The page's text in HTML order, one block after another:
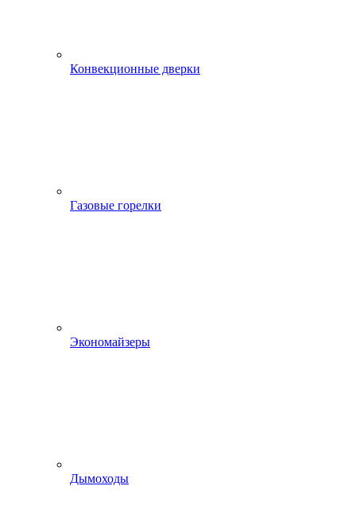
Конвекционные дверки
Газовые горелки
Экономайзеры
Дымоходы